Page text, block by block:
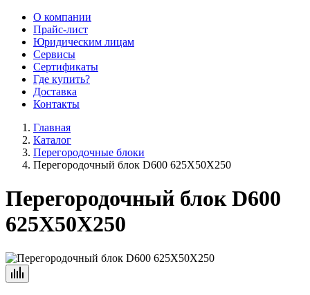
О компании
Прайс-лист
Юридическим лицам
Сервисы
Сертификаты
Где купить?
Доставка
Контакты
Главная
Каталог
Перегородочные блоки
Перегородочный блок D600 625X50X250
Перегородочный блок D600
625X50X250